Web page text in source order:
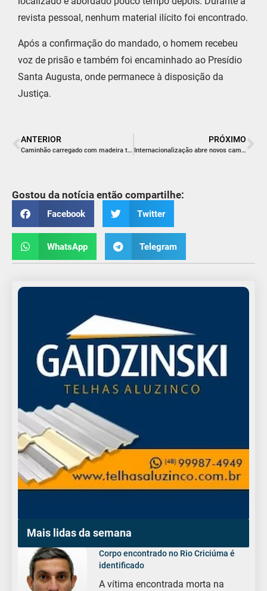
revista pessoal, nenhum material ilícito foi encontrado.
Após a confirmação do mandado, o homem recebeu
voz de prisão e também foi encaminhado ao Presídio
Santa Augusta, onde permanece à disposição da
Justiça.
ANTERIOR
Caminhão carregado com madeira tomba na SC-436 e deixa dois feridos
PRÓXIMO
Internacionalização abre novos caminhos para empresas em Içara
Gostou da notícia então compartilhe:
Facebook Twitter
WhatsApp Telegram
Mais lidas da semana
Corpo encontrado no Rio Criciúma é
identificado
A vítima encontrada morta na